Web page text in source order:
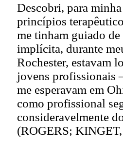
Descobri, para
princípios
me tinham guiado
implícita, durante
Rochester, estavam
jovens profissionais
me esperavam em
como profissional
consideravelmente
(ROGERS;